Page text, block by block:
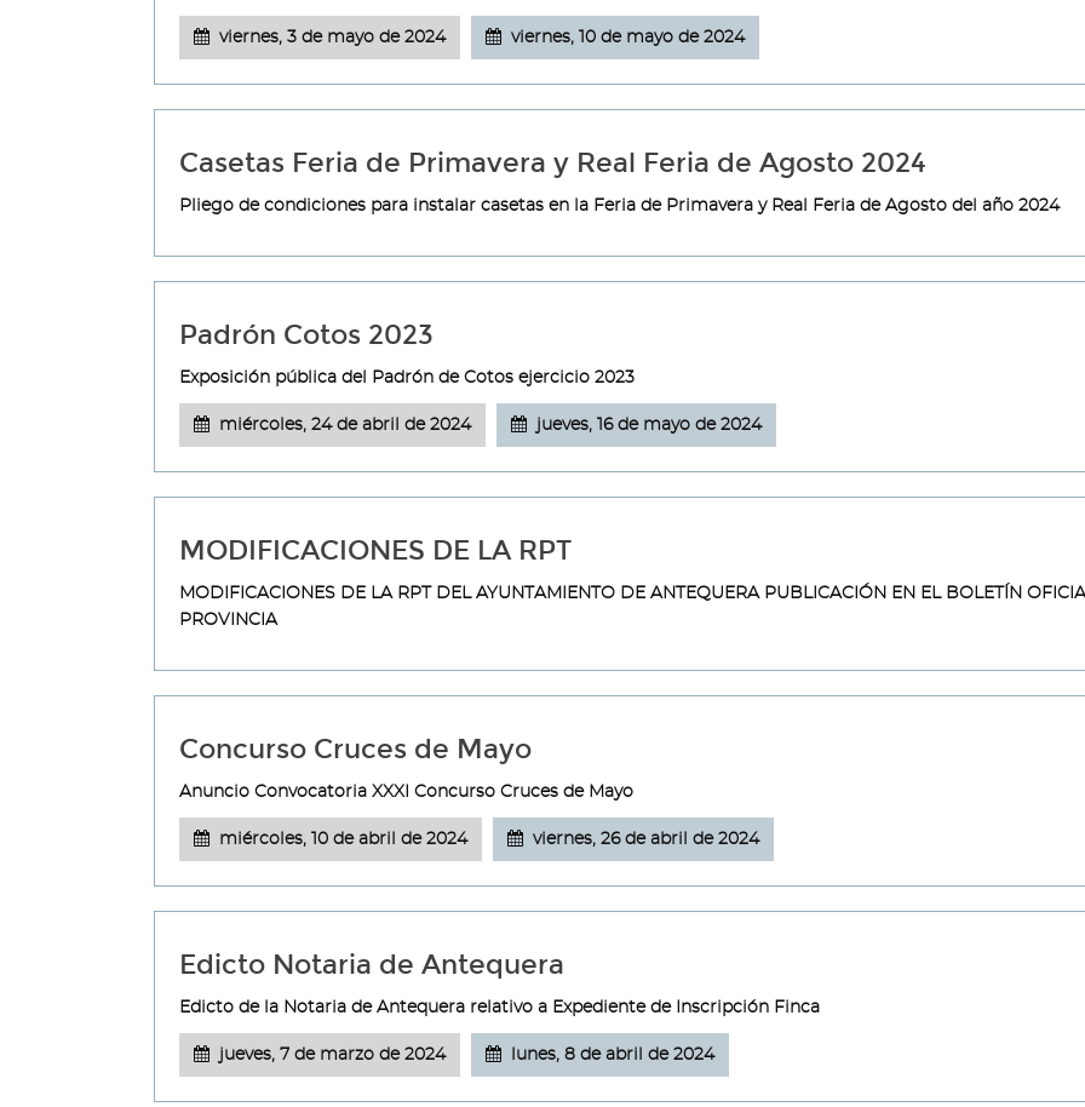
viernes, 3 de mayo de 2024 viernes, 10 de mayo de 2024
Casetas Feria de Primavera y Real Feria de Agosto 2024
Pliego de condiciones para instalar casetas en la Feria de Primavera y Real Feria de Agosto del año 2024
Padrón Cotos 2023
Exposición pública del Padrón de Cotos ejercicio 2023
miércoles, 24 de abril de 2024 jueves, 16 de mayo de 2024
MODIFICACIONES DE LA RPT
MODIFICACIONES DE LA RPT DEL AYUNTAMIENTO DE ANTEQUERA PUBLICACIÓN EN EL BOLETÍN
PROVINCIA
Concurso Cruces de Mayo
Anuncio Convocatoria XXXI Concurso Cruces de Mayo
miércoles, 10 de abril de 2024 viernes, 26 de abril de 2024
Edicto Notaria de Antequera
Edicto de la Notaria de Antequera relativo a Expediente de Inscripción Finca
jueves, 7 de marzo de 2024 lunes, 8 de abril de 2024